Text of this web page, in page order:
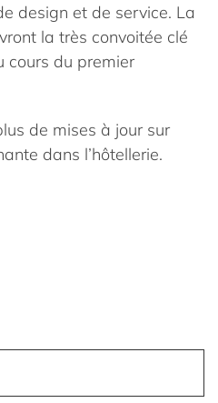
design et de service. La
la très convoitée clé
cours du premier
de mises à jour sur
dans l’hôtellerie.